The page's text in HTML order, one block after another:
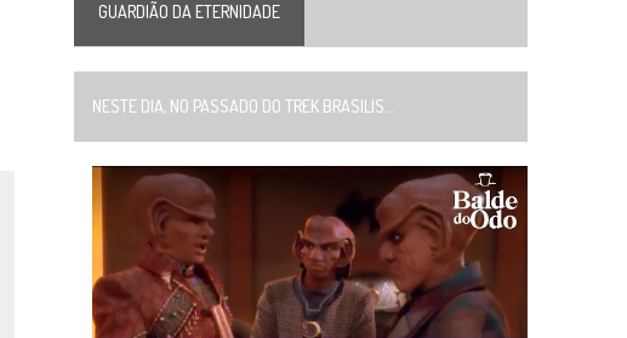
GUARDIÃO DA ETERNIDADE
NESTE DIA, NO PASSADO DO TREK BRASILIS...